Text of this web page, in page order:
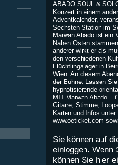
ABADO SOUL &
Konzert in einem
Adventkalender,
Sechsten Station im
Marwan Abado ist ein
Nahen Osten
anderer wirkt er als
den verschiedenen
Flüchtlingslager in
Wien. An diesem
der Bühne. Lassen
hypnotisierende
MIT Marwan Abado –
Gitarre, Stimme,
Karten und Infos unter
www.oeticket.com
Sie können auf
einloggen. Wenn
können Sie hier